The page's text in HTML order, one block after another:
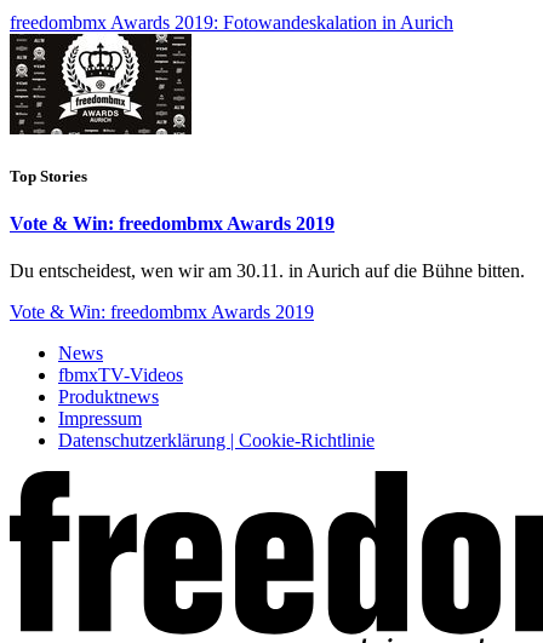
freedombmx Awards 2019: Fotowandeskalation in Aurich
Top Stories
Vote & Win: freedombmx Awards 2019
Du entscheidest, wen wir am 30.11. in Aurich auf die Bühne bitten.
Vote & Win: freedombmx Awards 2019
News
fbmxTV-Videos
Produktnews
Impressum
Datenschutzerklärung | Cookie-Richtlinie